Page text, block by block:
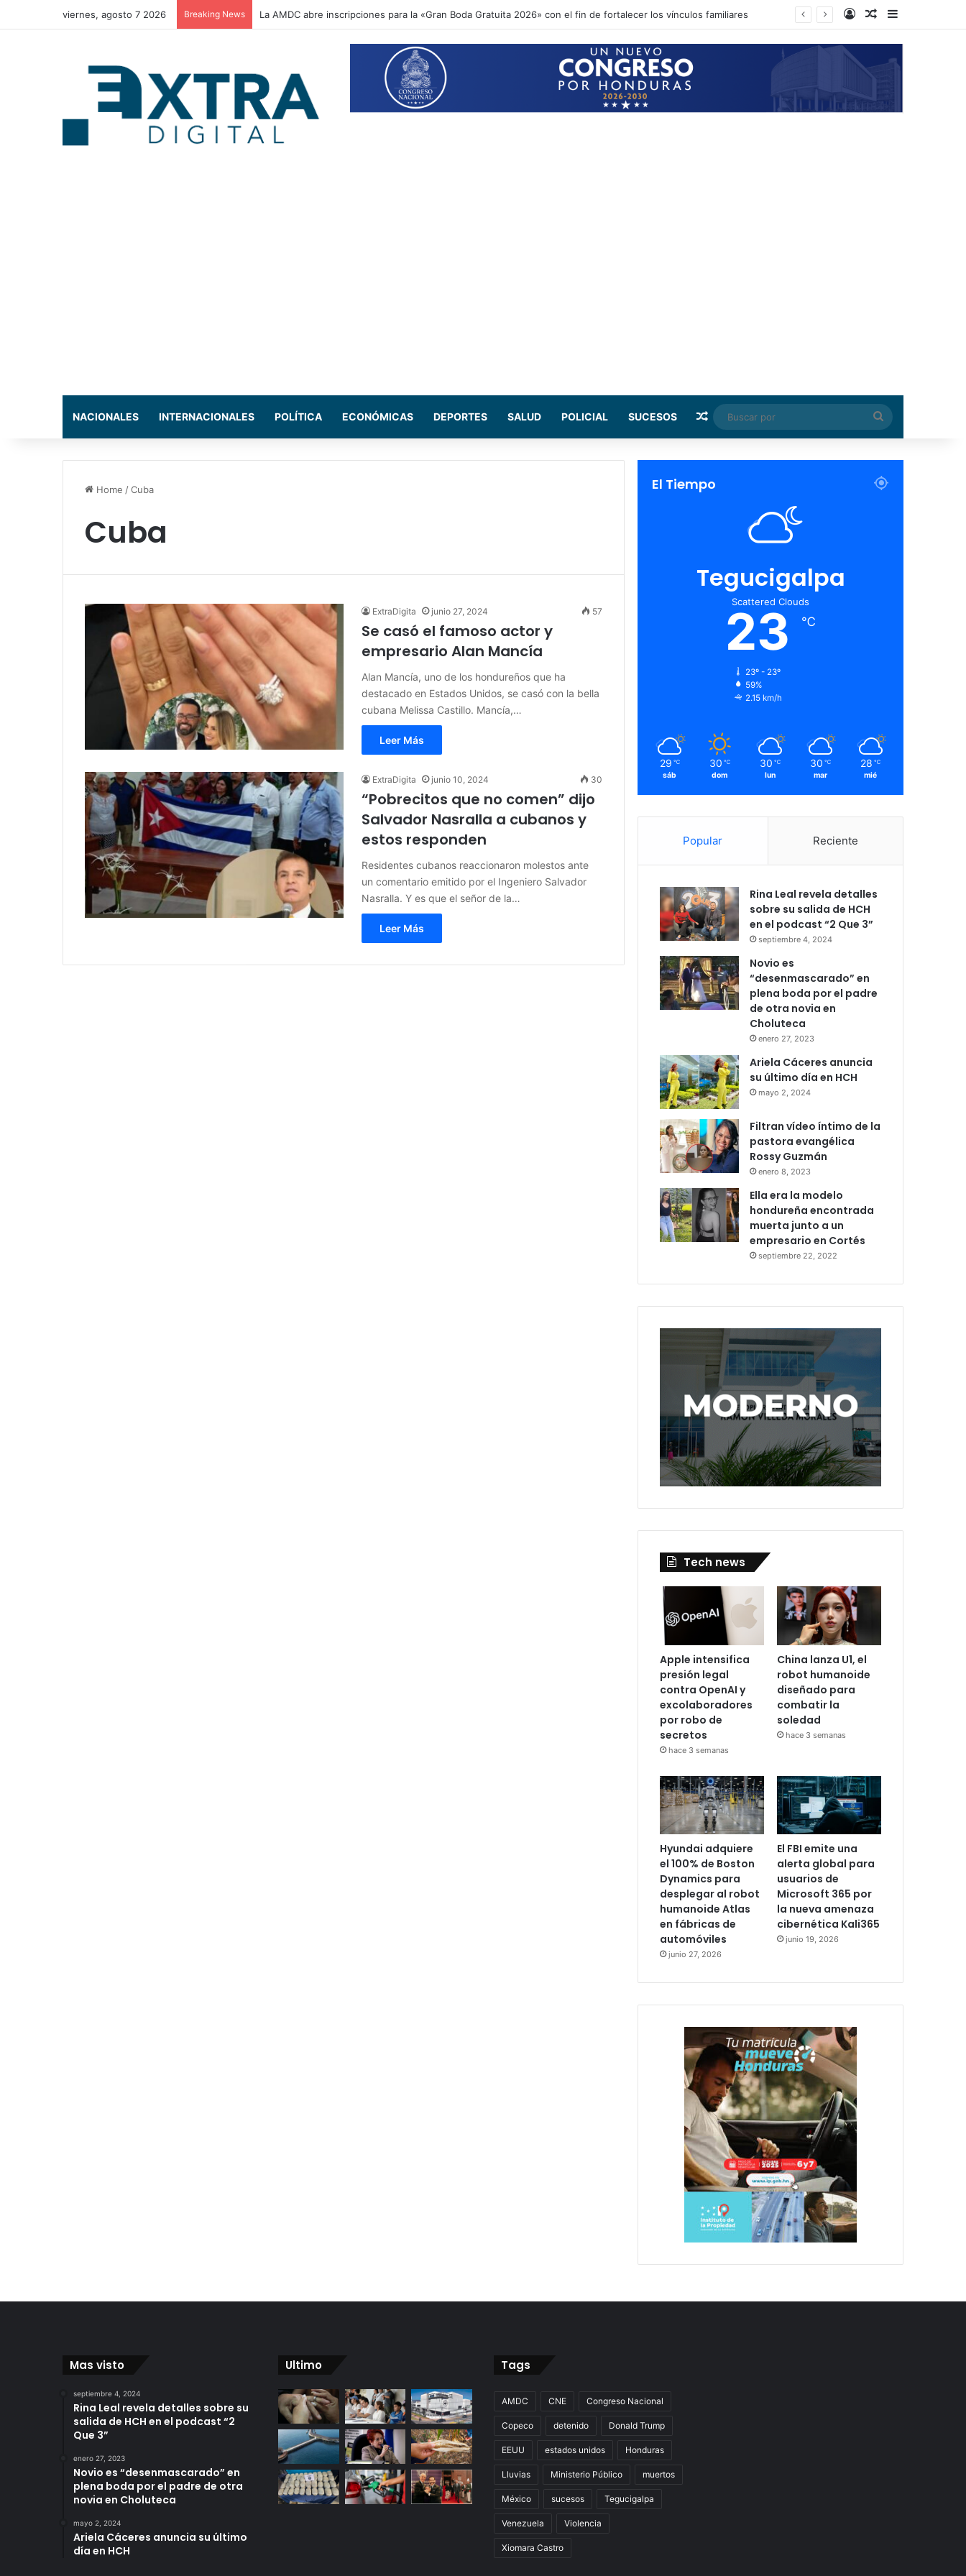
viernes, agosto 7 2026 Breaking News La AMDC abre inscripciones para la «Gran Boda Gratuita 2026» con el fin de fortalecer los vínculos familiares Log InRandom Article
NACIONALES INTERNACIONALES POLÍTICA ECONÓMICAS DEPORTES SALUD POLICIAL SUCESOS Random Article
Buscar
por
Home /Cuba
Cuba
ExtraDigita junio 27, 2024 57
Se casó el famoso actor y
empresario Alan Mancía
Alan Mancía, uno de los hondureños que ha
destacado en Estados Unidos, se casó con la bella
cubana Melissa Castillo. Mancía,…
Leer Más
ExtraDigita junio 10, 2024 30
“Pobrecitos que no comen” dijo
Salvador Nasralla a cubanos y
estos responden
Residentes cubanos reaccionaron molestos ante
un comentario emitido por el Ingeniero Salvador
Nasralla. Y es que el señor de la…
Leer Más
El Tiempo
Tegucigalpa
Scattered Clouds
23 ℃
23º - 23º
59%
2.15 km/h
29 ℃
sáb
30 ℃
dom
30 ℃
lun
30 ℃
mar
28 ℃
mié
Popular Reciente
Rina Leal revela detalles
sobre su salida de HCH
en el podcast “2 Que 3”
septiembre 4, 2024
Novio es
“desenmascarado” en
plena boda por el padre
de otra novia en
Choluteca
enero 27, 2023
Ariela Cáceres anuncia
su último día en HCH
mayo 2, 2024
Filtran vídeo íntimo de la
pastora evangélica
Rossy Guzmán
enero 8, 2023
Ella era la modelo
hondureña encontrada
muerta junto a un
empresario en Cortés
septiembre 22, 2022
Tech news
Apple intensifica
presión legal
contra OpenAI y
excolaboradores
por robo de
secretos
hace 3 semanas
China lanza U1, el
robot humanoide
diseñado para
combatir la
soledad
hace 3 semanas
Hyundai adquiere
el 100% de Boston
Dynamics para
desplegar al robot
humanoide Atlas
en fábricas de
automóviles
junio 27, 2026
El FBI emite una
alerta global para
usuarios de
Microsoft 365 por
la nueva amenaza
cibernética Kali365
junio 19, 2026
Mas visto
septiembre 4, 2024
Rina Leal revela detalles sobre su
salida de HCH en el podcast “2
Que 3”
enero 27, 2023
Novio es “desenmascarado” en
plena boda por el padre de otra
novia en Choluteca
mayo 2, 2024
Ariela Cáceres anuncia su último
día en HCH
Ultimo Tags
AMDC CNE Congreso Nacional
Copeco detenido Donald Trump
EEUU estados unidos Honduras
Lluvias Ministerio Público muertos
México sucesos Tegucigalpa
Venezuela Violencia
Xiomara Castro